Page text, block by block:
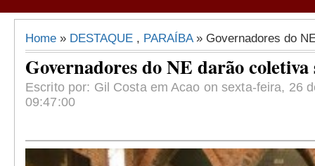
Home » DESTAQUE , PARAÍBA» Governadores do
Governadores do NE darão coletiva
Escrito por: Gil Costa em Acao on sexta-feira, 26
09:47:00